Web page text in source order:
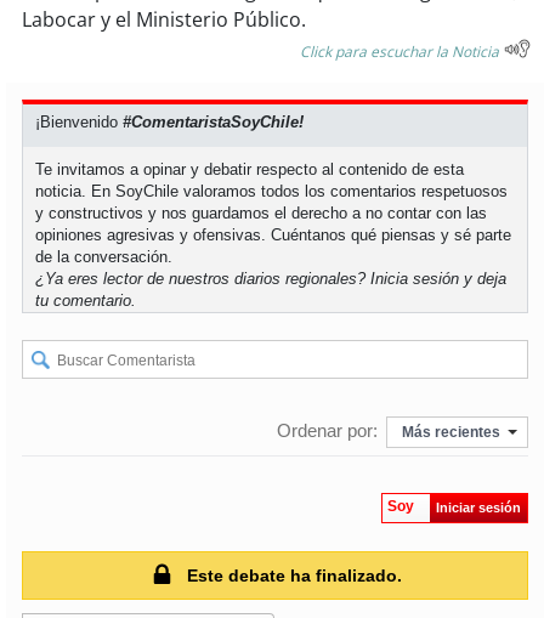
soyarauco
soytemuco
soyosorno
soypuertomontt
Labocar y el Ministerio Público.
Click para escuchar la Noticia
¡Bienvenido#ComentaristaSoyChile!
Te invitamos a opinar y debatir respecto al contenido de esta
noticia. En SoyChile valoramos todos los comentarios respetuosos
y constructivos y nos guardamos el derecho a no contar con las
opiniones agresivas y ofensivas. Cuéntanos qué piensas y sé parte
de la conversación.
¿Ya eres lector de nuestros diarios regionales?Inicia sesión y deja
tu comentario.
Ordenar por: Más recientes
Soy Iniciar sesión
Este debate ha finalizado.